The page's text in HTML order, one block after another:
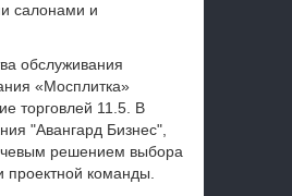
салонами и
обслуживания
«Мосплитка»
торговлей 11.5. В
"Авангард Бизнес",
решением выбора
проектной команды.